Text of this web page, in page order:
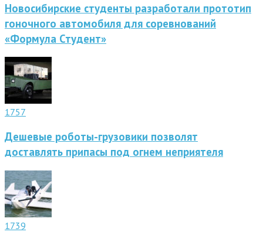
Новосибирские студенты разработали прототип
гоночного автомобиля для соревнований
«Формула Студент»
1757
Дешевые роботы-грузовики позволят
доставлять припасы под огнем неприятеля
1739